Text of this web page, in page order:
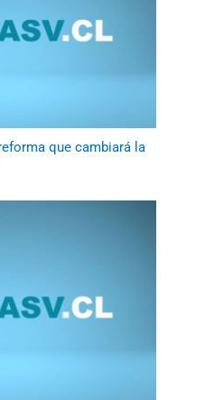
que cambiará la